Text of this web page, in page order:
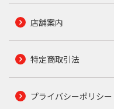
店舗案内
特定商取引法
プライバシーポリシー